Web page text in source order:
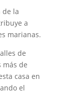
la
a
marianas.
de
más de
casa en
el